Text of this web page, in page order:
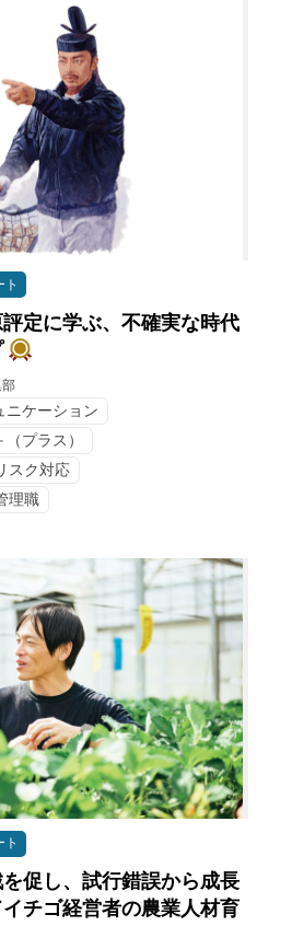
ト
定に学ぶ、不確実な時代
ニケーション
プラス）
スク対応
理職
ト
を促し、試行錯誤から成長
チゴ経営者の農業人材育